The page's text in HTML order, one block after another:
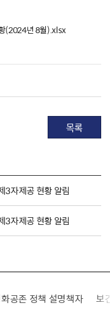
(2024년 8월).xlsx
목록
3자제공 현황 알림
3자제공 현황 알림
공존 정책 설명책자 보